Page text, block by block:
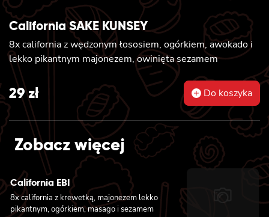
California SAKE KUNSEY
8x california z wędzonym łososiem, ogórkiem, awokado i
lekko pikantnym majonezem, owinięta sezamem
29zł Do koszyka
Zobacz więcej
California EBI
8x california z krewetką, majonezem lekko
pikantnym, ogórkiem, masago i sezamem